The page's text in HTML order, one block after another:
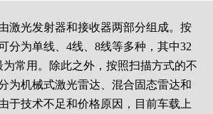
激光发射器和接收器两部分组成。按
分为单线、4线、8线等多种，其中32
为常用。除此之外，按照扫描方式的不
为机械式激光雷达、混合固态雷达和
于技术不足和价格原因，目前车载上